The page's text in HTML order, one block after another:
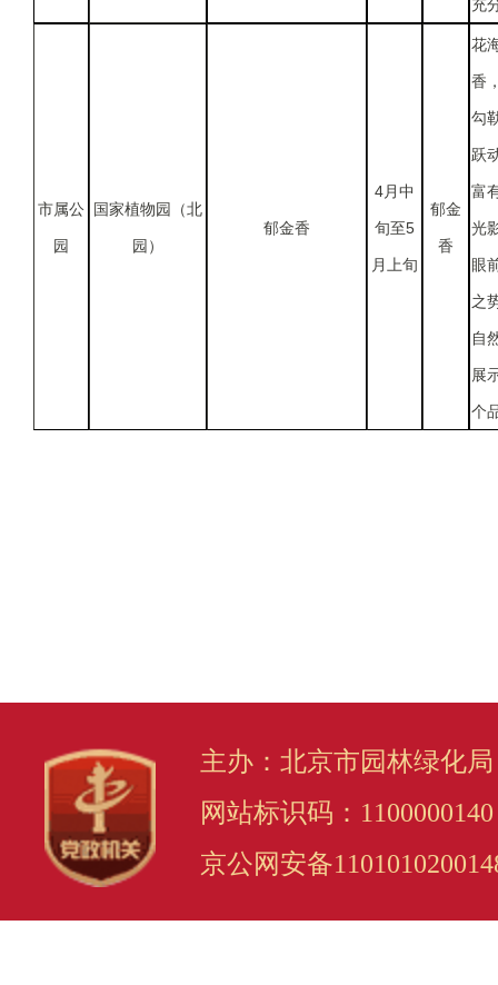
充
市属公
园
国家植物园（北
园）
郁金香
4月中
旬至5
月上旬
郁金
香
花
香
勾
跃
富
光
眼
之
自
展
个
主办：北京市园林绿化
网站标识码：1100000140
京公网安备